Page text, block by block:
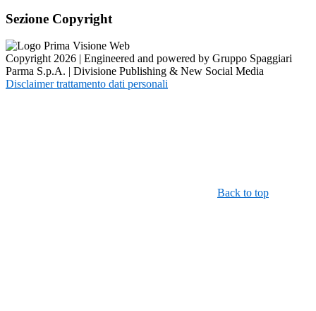
Sezione Copyright
Copyright 2026 | Engineered and powered by Gruppo Spaggiari
Parma S.p.A. | Divisione Publishing & New Social Media
Disclaimer trattamento dati personali
Back to top